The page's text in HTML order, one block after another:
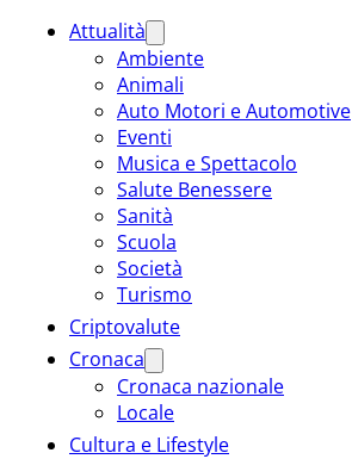
Attualità
Ambiente
Animali
Auto Motori e Automotive
Eventi
Musica e Spettacolo
Salute Benessere
Sanità
Scuola
Società
Turismo
Criptovalute
Cronaca
Cronaca nazionale
Locale
Cultura e Lifestyle